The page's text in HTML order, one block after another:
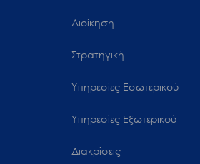
Διοίκηση
Στρατηγική
Υπηρεσίες Εσωτερικού
Υπηρεσίες Εξωτερικού
Διακρίσεις